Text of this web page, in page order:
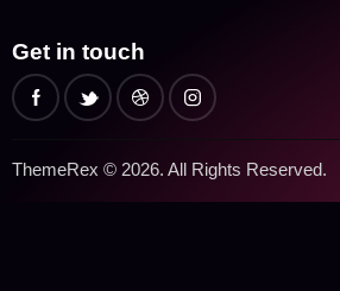
Get in touch
ThemeRex © 2026. All Rights Reserved.